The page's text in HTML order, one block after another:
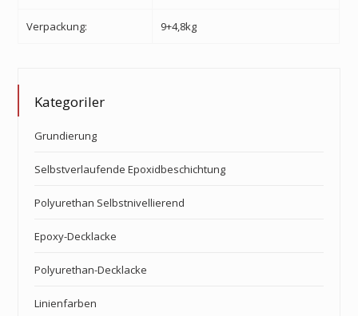
Verpackung: 9+4,8kg
Kategoriler
Grundierung
Selbstverlaufende Epoxidbeschichtung
Polyurethan Selbstnivellierend
Epoxy-Decklacke
Polyurethan-Decklacke
Linienfarben